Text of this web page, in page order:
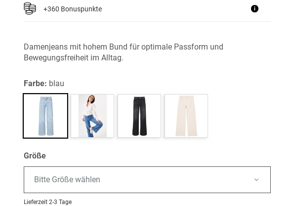
+360 Bonuspunkte i
Damenjeans mit hohem Bund für optimale Passform und
Bewegungsfreiheit im Alltag.
Farbe: blau
Größe
Bitte Größe wählen
Lieferzeit 2-3 Tage